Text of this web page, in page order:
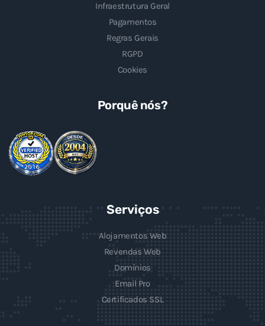
Infraestrutura Geral
Pagamentos
Regras Gerais
RGPD
Cookies
Porquê nós?
Serviços
Alojamentos Web
Revendas Web
Domínios
Email Pro
Certificados SSL